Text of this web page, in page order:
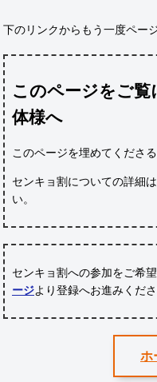
下のリンクからもう一度ペー
このページをご
体様へ
このページを埋めてくださ
センキョ割についての詳細は
い。
センキョ割への参加をご希
ージより登録へお進みくださ
ホ